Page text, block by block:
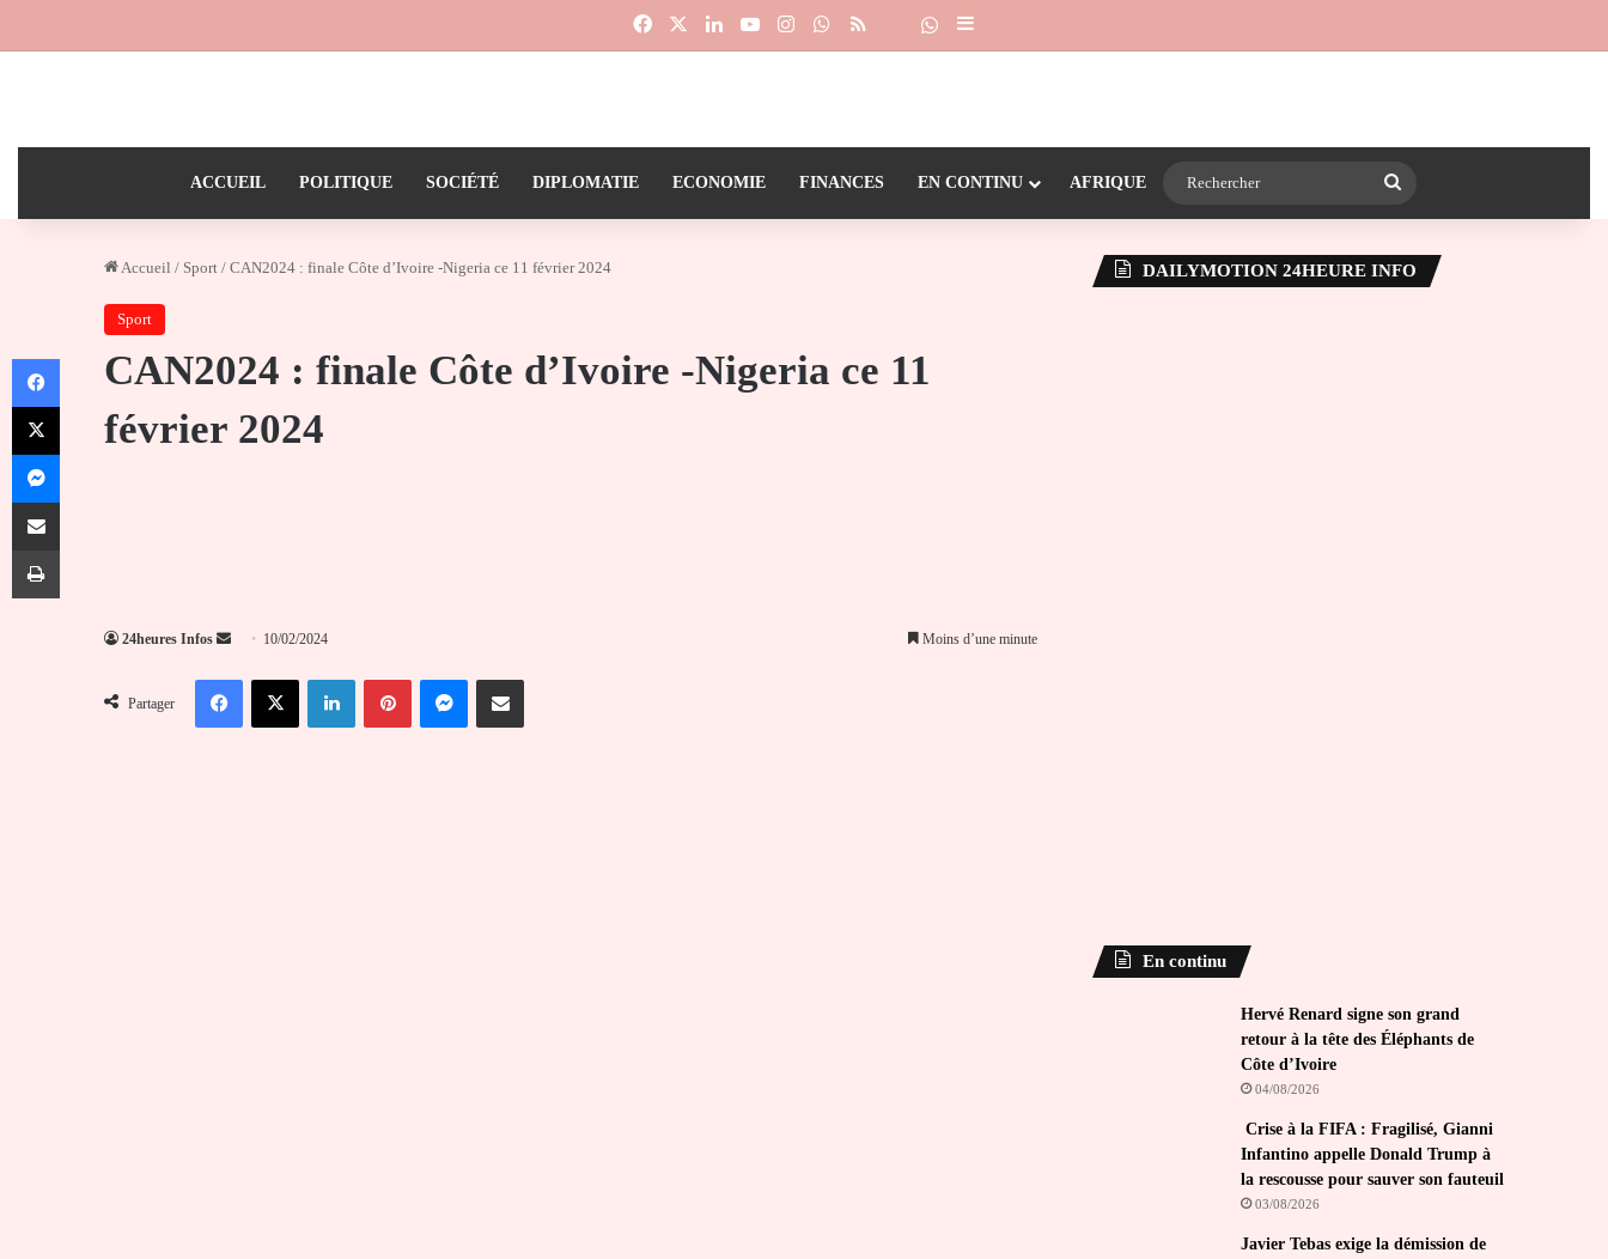
FacebookLinkedinYouTubeInstagramWhatsApp
RSS Dailymotion
Suivre la chaîne 24heureinfo sur WhatsApp
Sidebar (barre latérale)
ACCUEIL POLITIQUE SOCIÉTÉ DIPLOMATIE ECONOMIE FINANCES EN CONTINU AFRIQUE
Accueil / Sport / CAN2024 : finale Côte d’Ivoire -Nigeria ce 11 février 2024
Sport
CAN2024 : finale Côte d’Ivoire -Nigeria ce 11
février 2024
24heures Infos
Envoyer
courriel
10/02/2024 Moins d’une minute
Partager
FacebookX LinkedinPinterestMessengerPartager par email
DAILYMOTION 24HEURE INFO
En continu
Hervé Renard signe son grand
retour à la tête des Éléphants de
Côte d’Ivoire
04/08/2026
Crise à la FIFA : Fragilisé, Gianni
Infantino appelle Donald Trump à
la rescousse pour sauver son fauteuil
03/08/2026
Javier Tebas exige la démission de
Facebook
X
Messenger
Partager par email